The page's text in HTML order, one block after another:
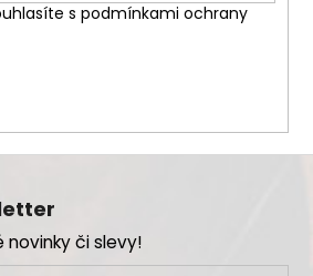
s podmínkami ochrany
novinky či slevy!